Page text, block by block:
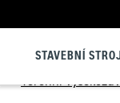
STAVEBNÍ
> Terénní